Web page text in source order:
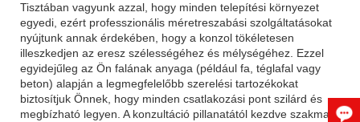
Tisztában vagyunk azzal, hogy minden telepítési környezet
egyedi, ezért professzionális méretreszabási szolgáltatásokat
nyújtunk annak érdekében, hogy a konzol tökéletesen
illeszkedjen az eresz szélességéhez és mélységéhez. Ezzel
egyidejűleg az Ön falának anyaga (például fa, téglafal vagy
beton) alapján a legmegfelelőbb szerelési tartozékokat
biztosítjuk Önnek, hogy minden csatlakozási pont szilárd és
megbízható legyen. A konzultáció pillanatától kezdve szakmai